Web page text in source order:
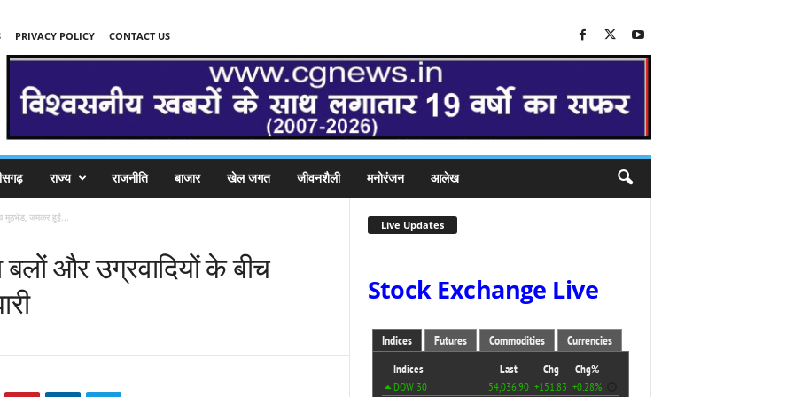
PRIVACY POLICY CONTACT US
राज्य राजनीति बाजार खेल जगत जीवनशैली मनोरंजन आलेख
मुठभेड़, जमकर हुई...
और उग्रवादियों के बीच
Live Updates
Stock Exchange Live